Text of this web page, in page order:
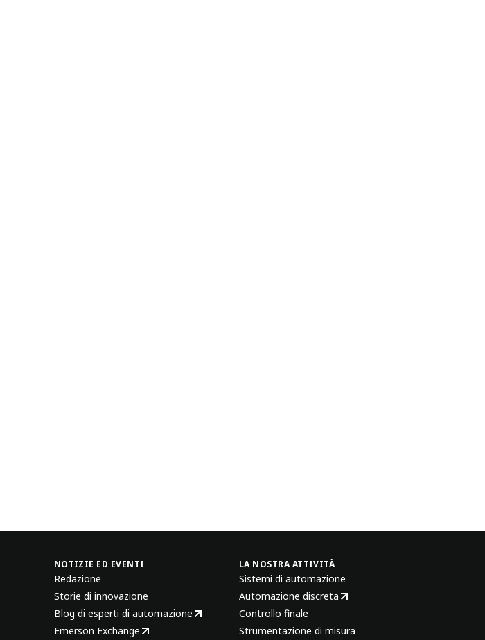
NOTIZIE ED EVENTI
Redazione
Storie di innovazione
Blog di esperti di automazione
Emerson Exchange
LA NOSTRA ATTIVITÀ
Sistemi di automazione
Automazione discreta
Controllo finale
Strumentazione di misura